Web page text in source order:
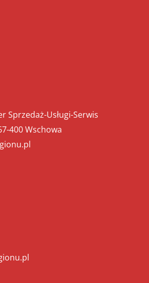
Sprzedaż-Usługi-Serwis
400 Wschowa